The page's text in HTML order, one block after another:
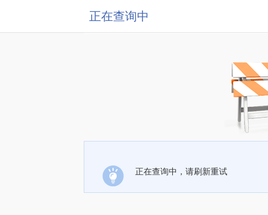
正在查询中
正在查询中，请刷新重试